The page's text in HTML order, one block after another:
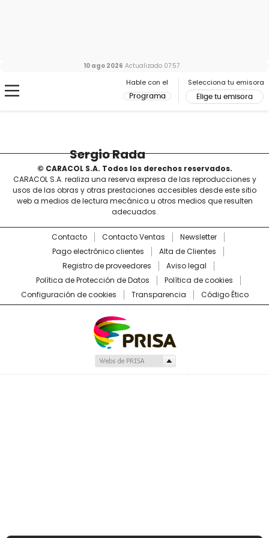
Hable con el
Programa
Selecciona tu emisora
Elige tu emisora
10 ago 2026 Actualizado 07:57
Sergio Rada
© CARACOL S.A. Todos los derechos reservados.
CARACOL S.A. realiza una reserva expresa de las reproducciones y
usos de las obras y otras prestaciones accesibles desde este sitio
web a medios de lectura mecánica u otros medios que resulten
adecuados.
Contacto Contacto Ventas
Newsletter
Pago electrónico clientes
Alta de Clientes
Registro de proveedores
Aviso legal
Política de Protección de Datos
Política de cookies
Configuración de cookies
Transparencia Código Ético